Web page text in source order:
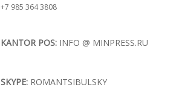
+7 985 364 3808
KANTOR POS: INFO @ MINPRESS.RU
SKYPE: ROMANTSIBULSKY